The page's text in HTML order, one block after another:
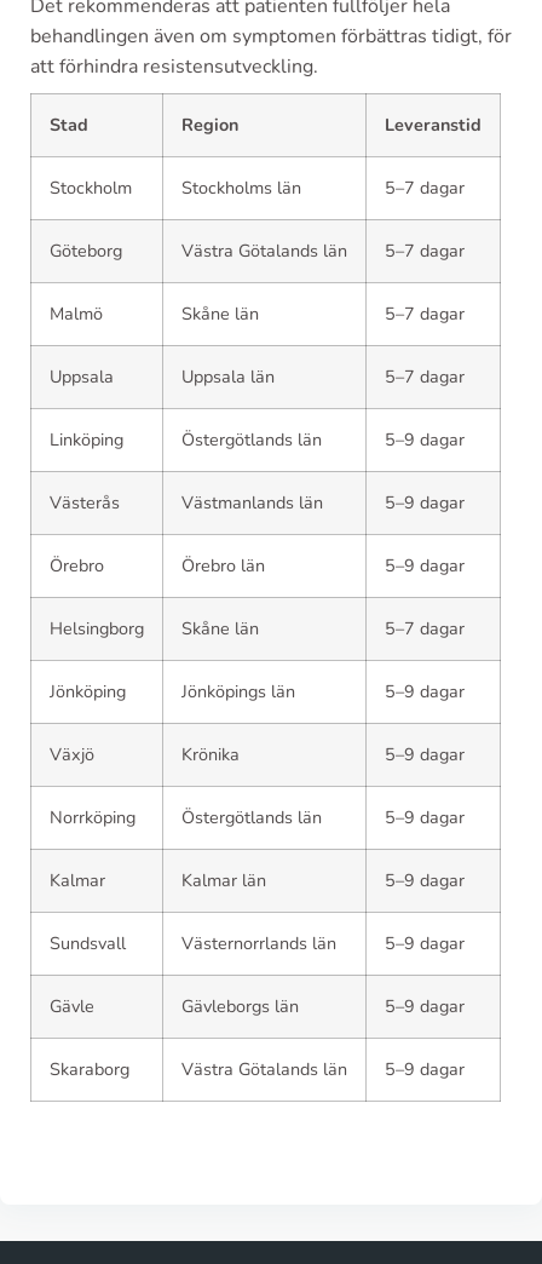
Det rekommenderas att patienten fullföljer hela
behandlingen även om symptomen förbättras tidigt, för
att förhindra resistensutveckling.
Stad Region Leveranstid
Stockholm Stockholms län 5–7 dagar
Göteborg Västra Götalands län 5–7 dagar
Malmö Skåne län 5–7 dagar
Uppsala Uppsala län 5–7 dagar
Linköping Östergötlands län 5–9 dagar
Västerås Västmanlands län 5–9 dagar
Örebro Örebro län 5–9 dagar
Helsingborg Skåne län 5–7 dagar
Jönköping Jönköpings län 5–9 dagar
Växjö Krönika 5–9 dagar
Norrköping Östergötlands län 5–9 dagar
Kalmar Kalmar län 5–9 dagar
Sundsvall Västernorrlands län 5–9 dagar
Gävle Gävleborgs län 5–9 dagar
Skaraborg Västra Götalands län 5–9 dagar